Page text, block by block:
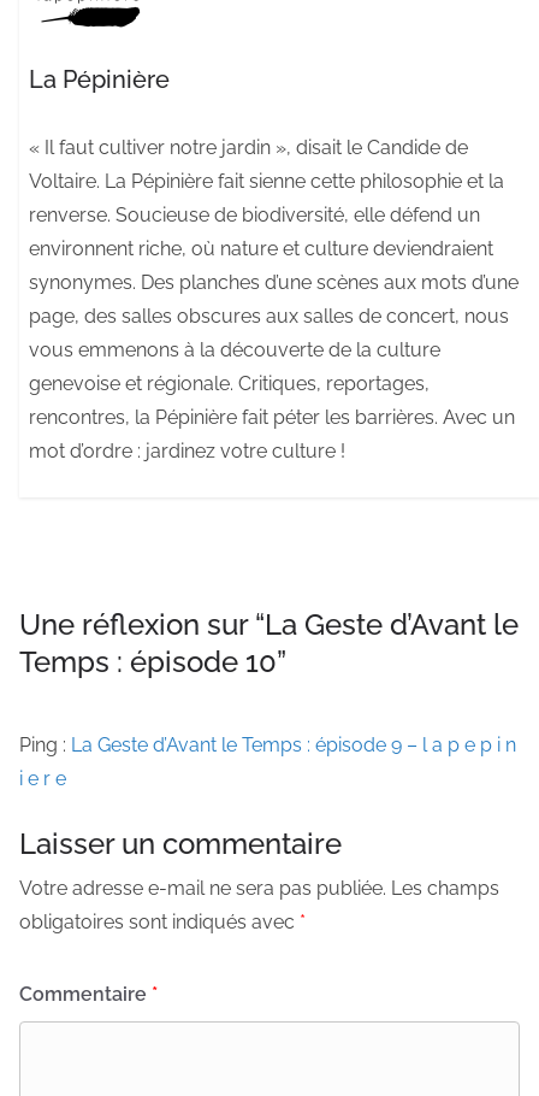
La Pépinière
« Il faut cultiver notre jardin », disait le Candide de
Voltaire. La Pépinière fait sienne cette philosophie et la
renverse. Soucieuse de biodiversité, elle défend un
environnent riche, où nature et culture deviendraient
synonymes. Des planches d’une scènes aux mots d’une
page, des salles obscures aux salles de concert, nous
vous emmenons à la découverte de la culture
genevoise et régionale. Critiques, reportages,
rencontres, la Pépinière fait péter les barrières. Avec un
mot d’ordre : jardinez votre culture !
Une réflexion sur “La Geste d’Avant le
Temps : épisode 10”
Ping : La Geste d’Avant le Temps : épisode 9 – l a p e p i n
i e r e
Laisser un commentaire
Votre adresse e-mail ne sera pas publiée. Les champs
obligatoires sont indiqués avec *
Commentaire *